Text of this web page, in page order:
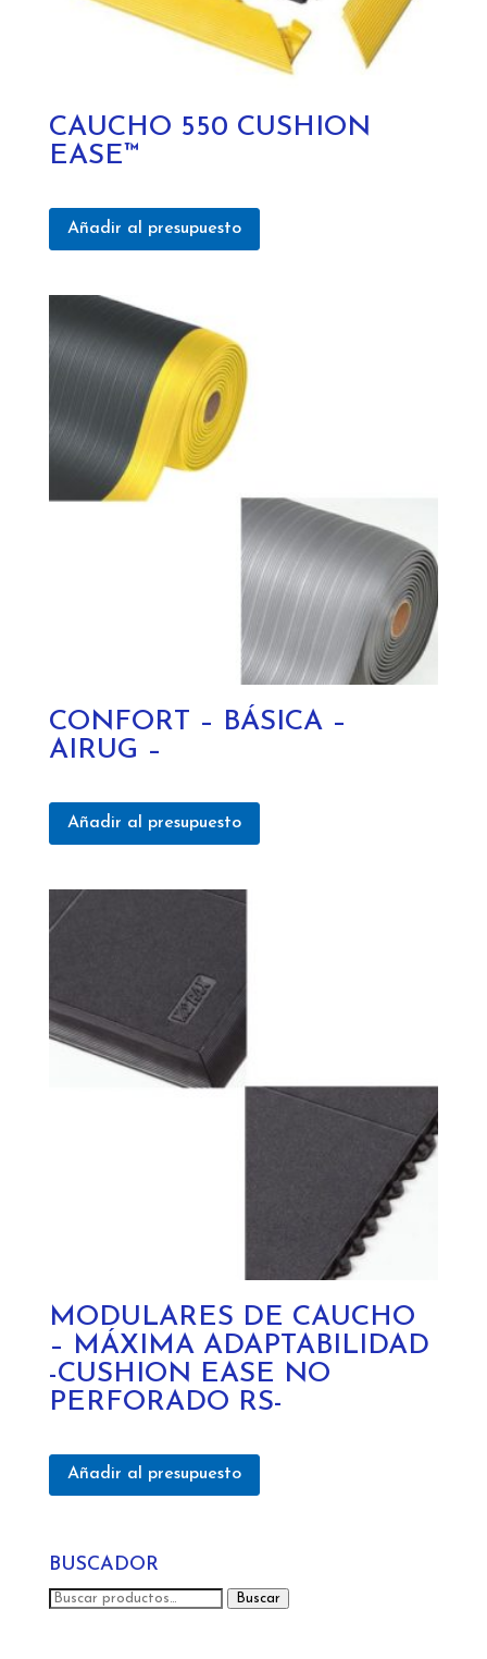
CAUCHO 550 CUSHION
EASE™
Añadir al presupuesto
CONFORT – BÁSICA –
AIRUG –
Añadir al presupuesto
MODULARES DE CAUCHO
– MÁXIMA ADAPTABILIDAD
-CUSHION EASE NO
PERFORADO RS-
Añadir al presupuesto
BUSCADOR
Buscar
Buscar